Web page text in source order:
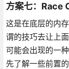
方案七：Race
这是在底层的内
谓的技巧去让上
可能会出现的一
先了解一些前置的